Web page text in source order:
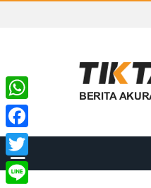
WhatsApp
Facebook
Twitter